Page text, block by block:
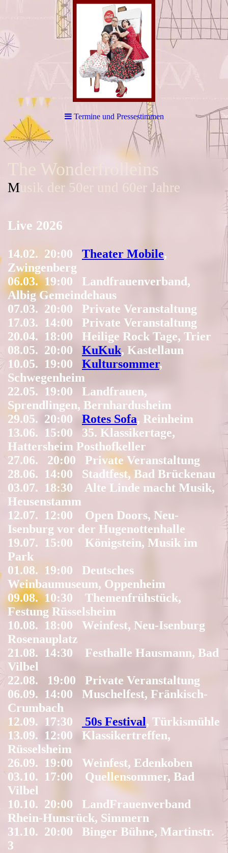
Termine und Pressestimmen
The Wonderfrolleins
M usik der 50er und 60er Jahre
Live 2026
14.02. 20:00 Theater Mobile,
Zwingenberg
06.03. 19:00 Landfrauenverband,
Albig Gemeindehaus
07.03. 20:00 Private Veranstaltung
17.03. 14:00 Private Veranstaltung
20.04. 18:00 Heilige Rock Tage, Trier
08.05. 20:00 KuKuk, Kastellaun
10.05. 19:00 Kultursommer,
Schwegenheim
22.05. 19:00 Landfrauen,
Sprendlingen, Bernhardusheim
29.05. 20:00 Rotes Sofa, Reinheim
13.06. 15:00 35. Klassikertage,
Hattersheim Posthofkeller
27.06. 20:00 Private Veranstaltung
28.06. 14:00 Stadtfest, Bad Brückenau
03.07. 18:30 Alte Linde macht Musik,
Heusenstamm
12.07. 12:00 Open Doors, Neu-
Isenburg vor der Hugenottenhalle
19.07. 15:00 Königstein, Musik im
Park
01.08. 19:00 Deutsches
Weinbaumuseum, Oppenheim
09.08. 10:30 Themenfrühstück,
Festung Rüsselsheim
10.08. 18:00 Weinfest, Neu-Isenburg
Rosenauplatz
21.08. 14:30 Festhalle Hausmann, Bad
Vilbel
22.08. 19:00 Private Veranstaltung
06.09. 14:00 Muschelfest, Fränkisch-
Crumbach
12.09. 17:30
50s Festival , Türkismühle
13.09. 12:00 Klassikertreffen,
Rüsselsheim
26.09. 19:00 Weinfest, Edenkoben
03.10. 17:00 Quellensommer, Bad
Vilbel
10.10. 20:00 LandFrauenverband
Rhein-Hunsrück, Simmern
31.10. 20:00 Binger Bühne, Martinstr.
3